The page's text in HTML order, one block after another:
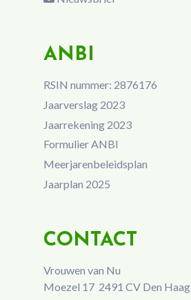
ANBI
RSIN nummer: 2876176
Jaarverslag 2023
Jaarrekening 2023
Formulier ANBI
Meerjarenbeleidsplan
Jaarplan 2025
CONTACT
Vrouwen van Nu
Moezel 17 2491 CV Den Haag